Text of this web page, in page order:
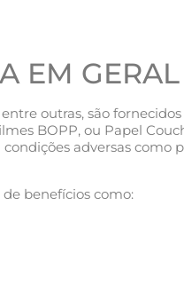
EM GERAL
outras, são
BOPP, ou Papel
adversas como
benefícios como: